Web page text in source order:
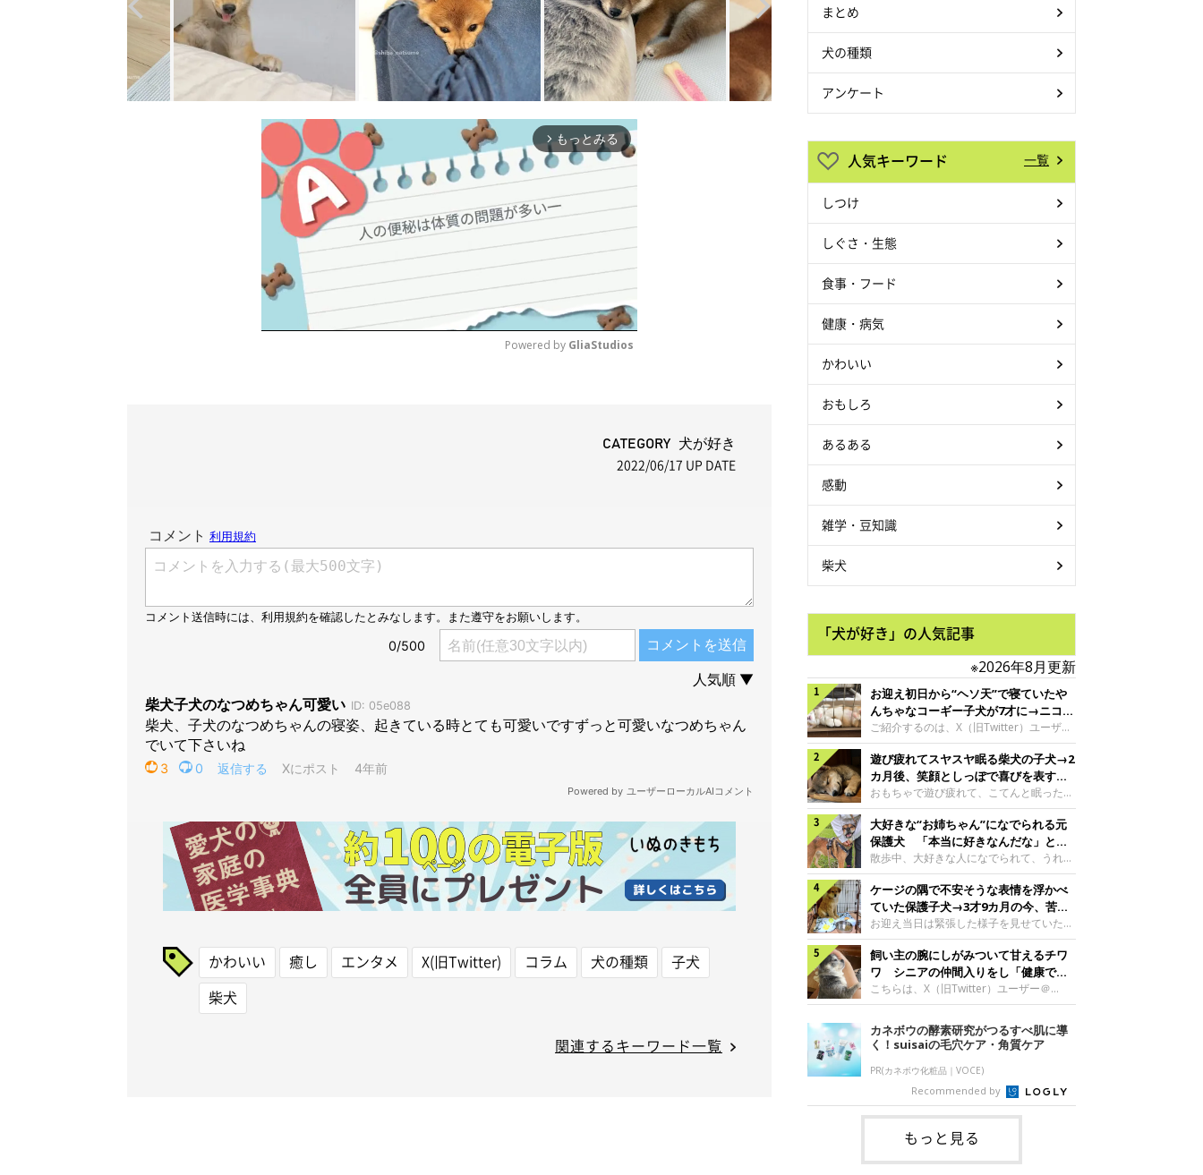
arrow_forward_ios もっとみる
Powered by GliaStudios
CATEGORY 犬が好き
2022/06/17 UP DATE
かわいい 癒し エンタメ X(旧Twitter) コラム 犬の種類
子犬
柴犬
関連するキーワード一覧
まとめ
犬の種類
アンケート
人気キーワード 一覧
しつけ
しぐさ・生態
食事・フード
健康・病気
かわいい
おもしろ
あるある
感動
雑学・豆知識
柴犬
「犬が好き」の人気記事
※2026年8月更新
お迎え初日から“ヘソ天”で寝ていたや
んちゃなコーギー子犬が7才に→ニコニ
コ“コーギースマイル”が魅力のコに成
長！
ご紹介するのは、X（旧Twitter）ユーザー
＠Kus1oKg2vsgdWS2さんの愛犬でウェル
シュ・コーギー・ペンブロークの神楽ちゃ
ん。今年の8月で7才になるという神楽ちゃ
んですが、いったいどんな子犬時代を過ご
したのでしょうか。今回は、神楽ちゃんの
成長を飼い主さんと振り返ります！神楽ち
ゃんの成長について聞いた！お迎えから数
日後の神楽ちゃん（撮影時生後2カ月）＠
Kus1oKg2vsgdWS2――お迎え当初の神楽
ちゃんの様子について教えてください。飼
い主さん： 「お迎え当日から“ヘソ天”で寝
るようなコでし
遊び疲れてスヤスヤ眠る柴犬の子犬→2
カ月後、笑顔としっぽで喜びを表すコ
に成長！
おもちゃで遊び疲れて、こてんと眠った子
犬。あれから2カ月、表情や行動にさまざ
まな変化が見られるようになりました。遊
び疲れて眠る生後2カ月のなっちゃん遊び
疲れた様子のなっちゃん。@Pkndg_紹介
するのは、X（旧Twitter）ユーザー
@Pkndg_さんの愛犬・なっちゃん（取材
時、生後4カ月／柴犬）。こちらの写真
は、なっちゃんが生後2カ月のころに撮影
された一枚です。この日、なっちゃんは家
族と一緒におもちゃで遊んでいました。た
くさん遊んで疲れたのか、その後は眠り始
めたそうです。眠るなっちゃん。
@Pkndg_
大好きな“お姉ちゃん”になでられる元
保護犬 「本当に好きなんだな」と感
じる表情にほっこり
散歩中、大好きな人になでられて、うれし
そうな表情を見せる元保護犬。甘えるよう
な姿に、見ているこちらまでほっこりしま
す。大好きな“お姉ちゃん”に甘える小次郎
くん妹さんになでてもらい、うれしそうな
表情を見せる小次郎くん（2026年6月撮
影）。@mika_Jimmy紹介するのは、X（旧
Twitter）ユーザー@mika_Jimmyさんの愛
犬・小次郎くん（撮影時5才）。こちら
は、飼い主さんの妹さんと一緒に散歩をし
日、飼い主さんは実家から自宅へ帰る途
中、妹さんと公園で待ち合わせ
ケージの隅で不安そうな表情を浮かべ
ていた保護子犬→3才9カ月の今、苦手
を克服し頼もしいコに成長！
お迎え当日は緊張した様子を見せていた元
野犬の保護子犬。あれから約3年半、苦手
だったことを一つひとつ克服し、家族に寄
り添う姿を見せています。お迎え当日、ケ
ージの隅で不安そうにお迎え当日のシルビ
アちゃん。@nemonemotos今回紹介する
のは、X（旧Twitter）ユーザー
@nemonemotosさんの愛犬・シルビアち
ゃん（撮影当時、生後推定2カ月）。飼い
主さんが「#最初に撮った一枚」として投
稿した写真には、ケージの隅で不安そうな
表情を浮かべるシルビアちゃんの姿が写っ
ていました。こちらは、保護犬だったシル
飼い主の腕にしがみついて甘えるチワ
ワ シニアの仲間入りをし「健康で穏
やかな暮らしが続いてほしい」と願う
こちらは、X（旧Twitter）ユーザー＠
kotubusuke617さんが投稿した写真。写
っているのは、愛犬でチワワのつぶしゃん
（本名：こつぶちゃん）です。飼い主さん
の腕にしがみつくつぶしゃん（撮影時6
才）＠kotubusuke617撮影当時の状況に
ついて伺うと、飼い主さんはこう教えてく
れました。飼い主さん： 「ある休日のこ
とです。私がソファに座った途端にひざの
上にのってきたので、そのままなでながら
テレビを見ていたのですが、微動だにしな
いので気になって見てみると、腕にしがみ
カネボウの酵素研究がつるすべ肌に導
く！suisaiの毛穴ケア・角質ケア
PR(カネボウ化粧品｜VOCE)
Recommended by
もっと見る